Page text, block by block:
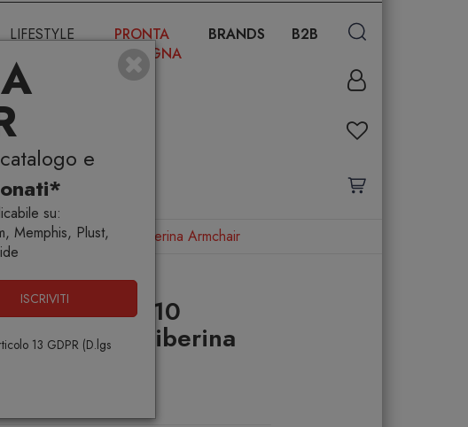
e
su:
Memphis, Plust,
ISCRIVITI
13 GDPR (D.lgs
LIFESTYLE
PRONTA
CONSEGNA
BRANDS B2B
Extensible con 10 Tiberina Armchair
Tevere 210
con 10 Tiberina